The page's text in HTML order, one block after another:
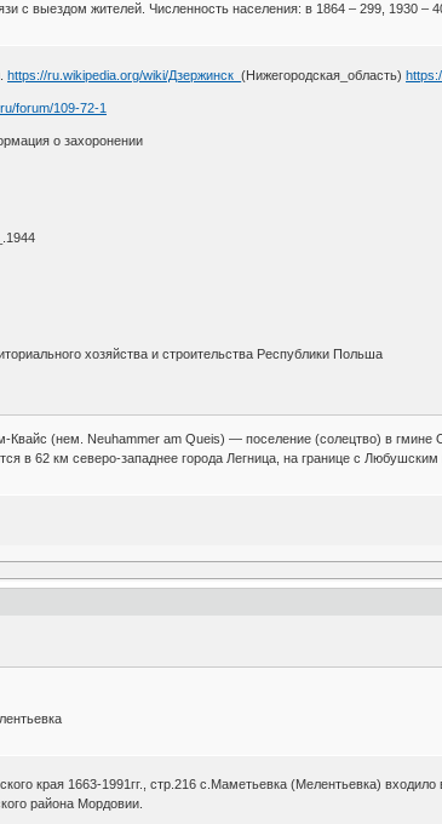
с выездом жителей. Численность населения: в 1864 – 299, 1930 –
https://ru.wikipedia.org/wiki/Дзержинск_(Нижегородская_область)
forum/109-72-1
о захоронении
хозяйства и строительства Республики Польша
(нем. Neuhammer am Queis) — поселение (солецтво) в гмине
в 62 км северо-западнее города Легница, на границе с Любушским
края 1663-1991гг., стр.216 с.Маметьевка (Мелентьевка)
района Мордовии.